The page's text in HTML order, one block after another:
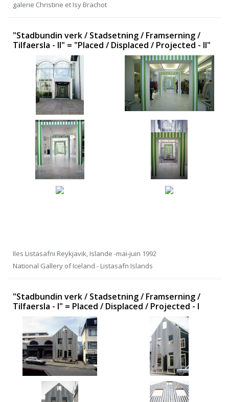
galerie Christine et Isy Brachot
"Stadbundin verk / Stadsetning / Framserning /
Tilfaersla - II" = "Placed / Displaced / Projected - II"
Iles Listasafni Reykjavik, Islande -mai-juin 1992
National Gallery of Iceland - Listasafn Islands
"Stadbundin verk / Stadsetning / Framserning /
Tilfaersla - I" = Placed / Displaced / Projected - I